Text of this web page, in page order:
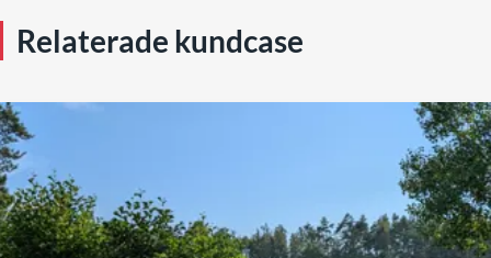
Relaterade kundcase